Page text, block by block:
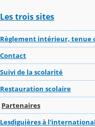
Les trois sites
Règlement intérieur, tenue
Contact
Suivi de la scolarité
Restauration scolaire
Partenaires
Lesdiguières à l'international